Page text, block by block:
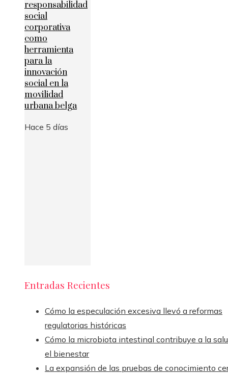
responsabilidad
social
corporativa
como
herramienta
para la
innovación
social en la
movilidad
urbana belga
Hace 5 días
Entradas Recientes
Cómo la especulación excesiva llevó a reformas
regulatorias históricas
Cómo la microbiota intestinal contribuye a la
el bienestar
La expansión de las pruebas de conocimiento